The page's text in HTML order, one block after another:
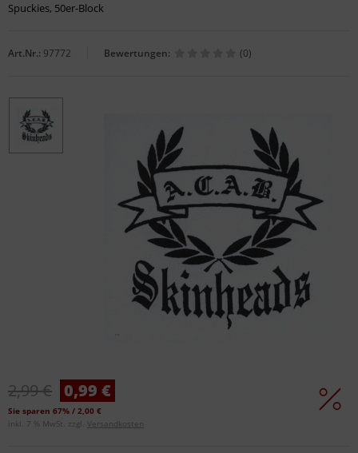
Spuckies, 50er-Block
Art.Nr.: 97772 Bewertungen: (0)
2,99 € 0,99 €
Sie sparen 67% / 2,00 €
inkl. 7 % MwSt. zzgl. Versandkosten